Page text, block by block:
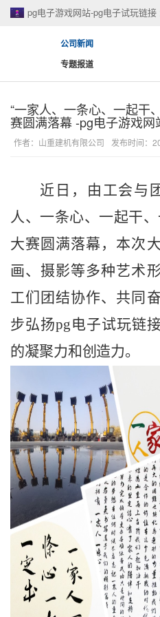
pg电子游戏网站-pg电子试玩链接
公司新闻
专题报道
“一家人、一条心、一起干
赛圆满落幕 -pg电子游戏网
作者：山重建机有限公司 发布时间：
近日，由工会与
人、一条心、一起干
大赛圆满落幕，本次
画、摄影等多种艺术
工们团结协作、共同
步弘扬pg电子试玩链
的凝聚力和创造力。